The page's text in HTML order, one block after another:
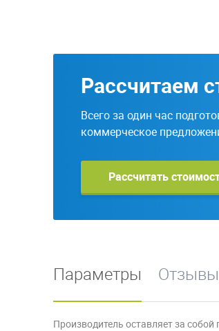
Рассчитаем
Всего за один час
коммерческое
Рассчитать
Параметры Отзывы
Производитель оставляет за